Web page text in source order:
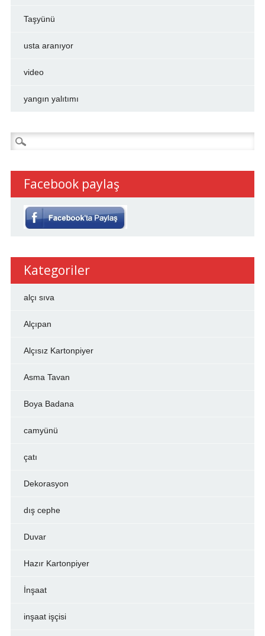
Taşyünü
usta aranıyor
video
yangın yalıtımı
Arama:
Facebook paylaş
Kategoriler
alçı sıva
Alçıpan
Alçısız Kartonpiyer
Asma Tavan
Boya Badana
camyünü
çatı
Dekorasyon
dış cephe
Duvar
Hazır Kartonpiyer
İnşaat
inşaat işçisi